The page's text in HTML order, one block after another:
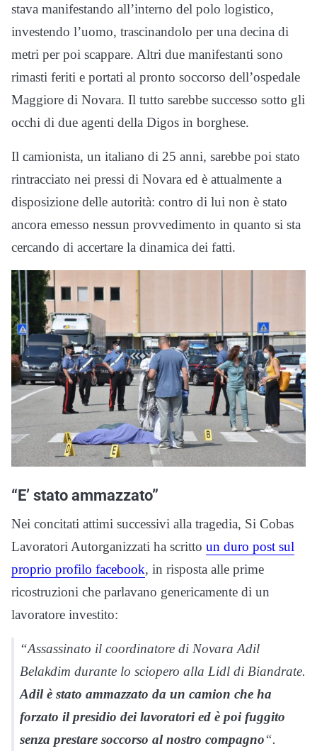
stava manifestando all’interno del polo logistico,
investendo l’uomo, trascinandolo per una decina di
metri per poi scappare. Altri due manifestanti sono
rimasti feriti e portati al pronto soccorso dell’ospedale
Maggiore di Novara. Il tutto sarebbe successo sotto gli
occhi di due agenti della Digos in borghese.
Il camionista, un italiano di 25 anni, sarebbe poi stato
rintracciato nei pressi di Novara ed è attualmente a
disposizione delle autorità: contro di lui non è stato
ancora emesso nessun provvedimento in quanto si sta
cercando di accertare la dinamica dei fatti.
“E’ stato ammazzato”
Nei concitati attimi successivi alla tragedia, Si Cobas
Lavoratori Autorganizzati ha scritto un duro post sul
proprio profilo facebook, in risposta alle prime
ricostruzioni che parlavano genericamente di un
lavoratore investito:
“Assassinato il coordinatore di Novara Adil
Belakdim durante lo sciopero alla Lidl di Biandrate.
Adil è stato ammazzato da un camion che ha
forzato il presidio dei lavoratori ed è poi fuggito
senza prestare soccorso al nostro compagno“.